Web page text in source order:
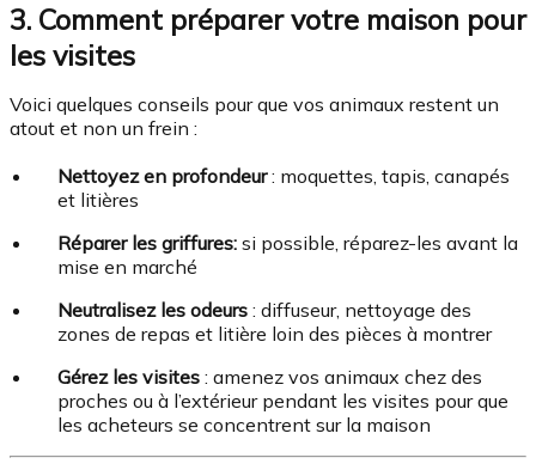
3. Comment préparer votre maison pour
les visites
Voici quelques conseils pour que vos animaux restent un
atout et non un frein :
Nettoyez en profondeur: moquettes, tapis, canapés
et litières
Réparer les griffures: si possible, réparez-les avant la
mise en marché
Neutralisez les odeurs : diffuseur, nettoyage des
zones de repas et litière loin des pièces à montrer
Gérez les visites : amenez vos animaux chez des
proches ou à l’extérieur pendant les visites pour que
les acheteurs se concentrent sur la maison